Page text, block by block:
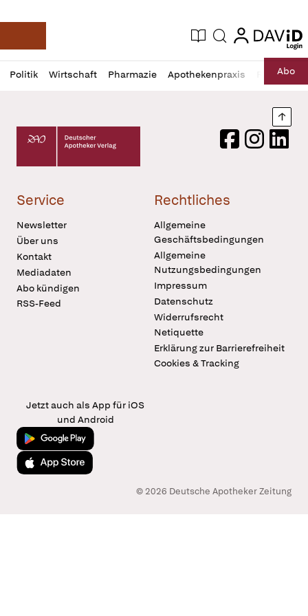
Deutsche Apotheker Zeitung
Aktuelle Ausgabe
Suche login
login
Politik Wirtschaft Pharmazie Apothekenpraxis RechtAbo
Profil
öffnen
Daz
Pur
Deutscher Apotheker Verlag Logo
FacebookInstagram
Service
Newsletter
Über uns
Kontakt
Mediadaten
Abo kündigen
RSS-Feed
Rechtliches
Allgemeine
Geschäftsbedingungen
Allgemeine
Nutzungsbedingungen
Impressum
Datenschutz
Widerrufsrecht
Netiquette
Erklärung zur Barrierefreiheit
Cookies & Tracking
Jetzt auch als App für iOS
und Android
Jetzt bei Google Play
Laden im App Store
© 2026 Deutsche Apotheker Zeitung